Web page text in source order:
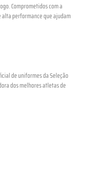
Comprometidos com a
performance que ajudam
de uniformes da Seleção
dos melhores atletas de